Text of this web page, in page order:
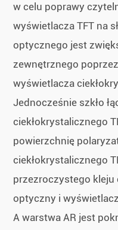
w celu poprawy
wyświetlacza TFT na
optycznego jest
zewnętrznego
wyświetlacza
Jednocześnie szkło
ciekłokrystalicznego
powierzchnię
ciekłokrystalicznego
przezroczystego kleju
optyczny i wyświetlacz
A warstwa AR jest